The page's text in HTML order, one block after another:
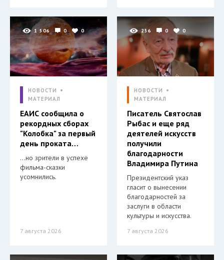
1 506 0 0
НОВОСТИ
МАТЕРИАЛ
ЕАИС сообщила о
рекордных сборах
"Колобка" за первый
день проката…
…но зрители в успехе
фильма-сказки
усомнились.
7 августа 2026
256 0 0
НОВОСТИ
МАТЕРИАЛ
Писатель Святослав
Рыбас и еще ряд
деятелей искусств
получили
благодарности
Владимира Путина
Президентский указ
гласит о вынесении
благодарностей за
заслуги в области
культуры и искусства.
7 августа 2026